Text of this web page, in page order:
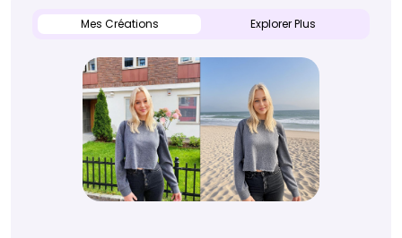
Mes Créations Explorer Plus